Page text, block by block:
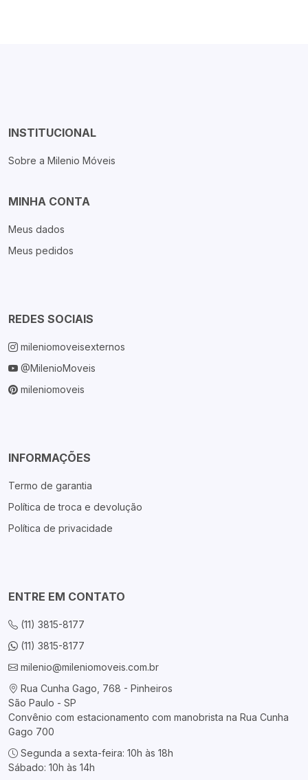
INSTITUCIONAL
Sobre a Milenio Móveis
MINHA CONTA
Meus dados
Meus pedidos
REDES SOCIAIS
mileniomoveisexternos
@MilenioMoveis
mileniomoveis
INFORMAÇÕES
Termo de garantia
Política de troca e devolução
Política de privacidade
ENTRE EM CONTATO
(11) 3815-8177
(11) 3815-8177
milenio@mileniomoveis.com.br
Rua Cunha Gago, 768 - Pinheiros
São Paulo - SP
Convênio com estacionamento com manobrista na Rua Cunha
Gago 700
Segunda a sexta-feira: 10h às 18h
Sábado: 10h às 14h